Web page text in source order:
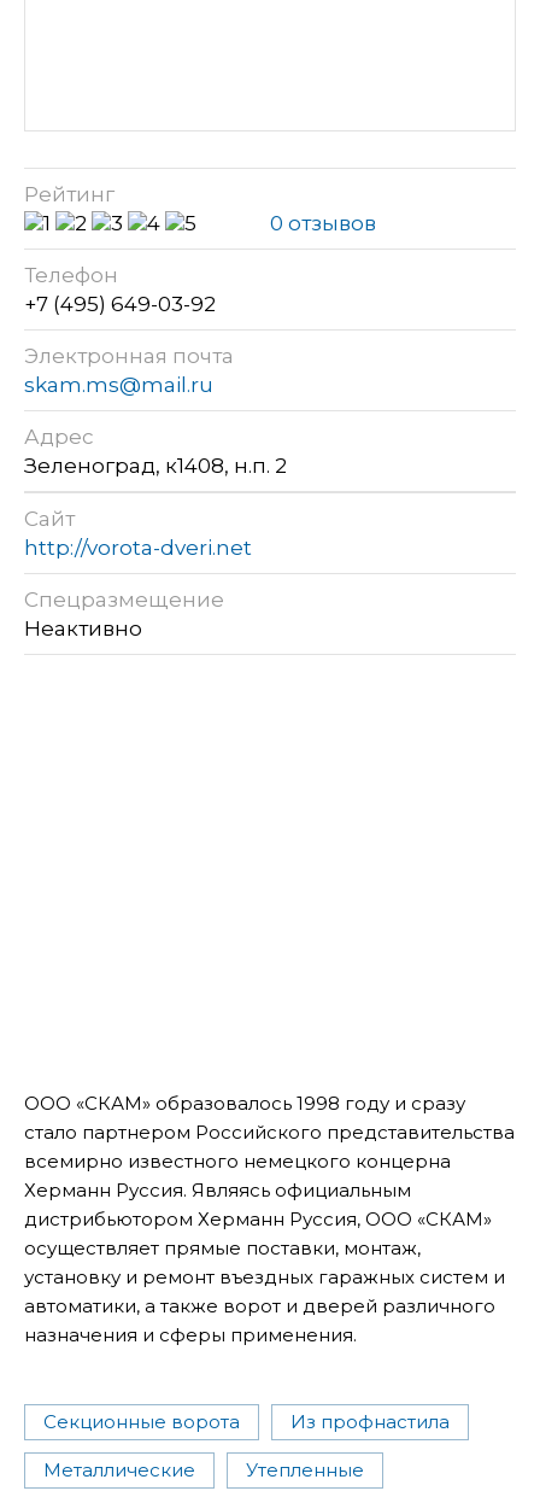
Рейтинг
0 отзывов
Телефон
+7 (495) 649-03-92
Электронная почта
skam.ms@mail.ru
Адрес
Зеленоград, к1408, н.п. 2
Сайт
http://vorota-dveri.net
Спецразмещение
Неактивно
ООО «СКАМ» образовалось 1998 году и сразу
стало партнером Российского представительства
всемирно известного немецкого концерна
Херманн Руссия. Являясь официальным
дистрибьютором Херманн Руссия, ООО «СКАМ»
осуществляет прямые поставки, монтаж,
установку и ремонт въездных гаражных систем и
автоматики, а также ворот и дверей различного
назначения и сферы применения.
Секционные ворота Из профнастила
Металлические Утепленные